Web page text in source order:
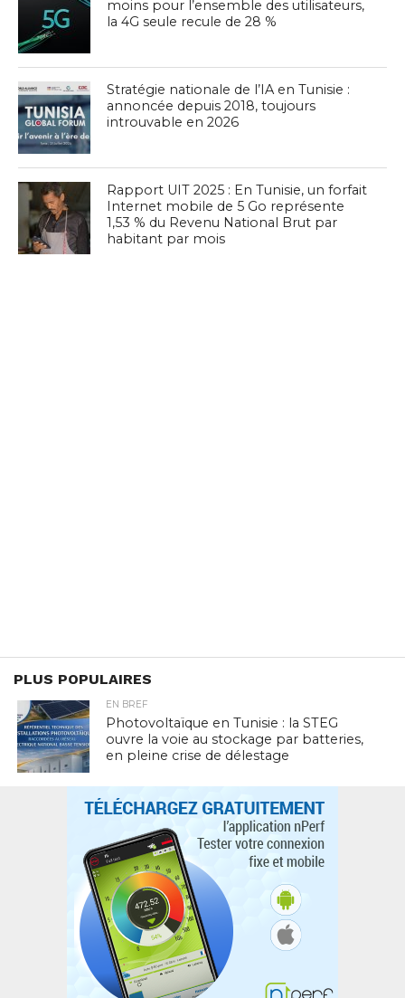
moins pour l’ensemble des utilisateurs,
la 4G seule recule de 28 %
Stratégie nationale de l’IA en Tunisie :
annoncée depuis 2018, toujours
introuvable en 2026
Rapport UIT 2025 : En Tunisie, un forfait
Internet mobile de 5 Go représente
1,53 % du Revenu National Brut par
habitant par mois
PLUS POPULAIRES
EN BREF
Photovoltaïque en Tunisie : la STEG
ouvre la voie au stockage par batteries,
en pleine crise de délestage